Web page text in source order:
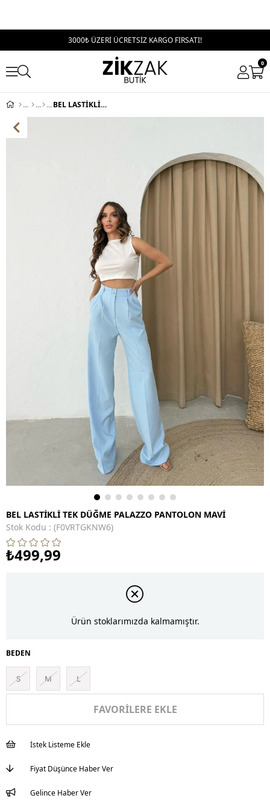
3000₺ ÜZERİ ÜCRETSİZ KARGO FIRSATI!
0
BEL LASTİKLİ TEK DÜĞME PALAZZO PANTOLON MAVİ
BEL LASTİKLİ TEK DÜĞME PALAZZO PANTOLON MAVİ
Stok Kodu
(F0VRTGKNW6)
₺499,99
Ürün stoklarımızda kalmamıştır.
BEDEN
S M L
FAVORILERE EKLE
İstek Listeme Ekle
Fiyat Düşünce Haber Ver
Gelince Haber Ver